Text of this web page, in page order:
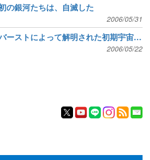
の銀河たちは、自滅した
2006/05/31
ガンマ線バーストによって解明された初期宇宙の様子
2006/05/22